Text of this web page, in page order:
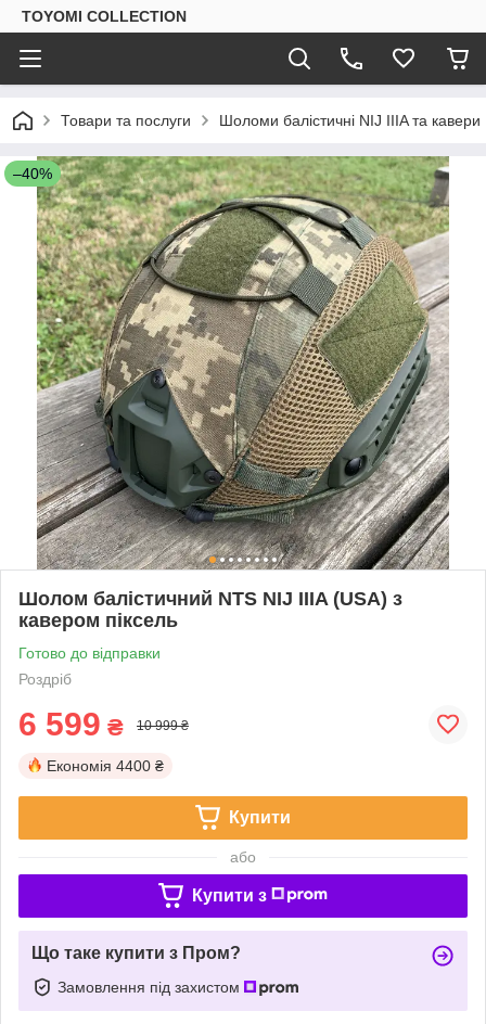
TOYOMI COLLECTION
Товари та послуги Шоломи балістичні NIJ IIIA та кавери
–40%
Шолом балістичний NTS NIJ IIIA (USA) з
кавером піксель
Готово до відправки
Роздріб
6 599 ₴ 10 999 ₴
Економія 4400 ₴
Купити
або
Купити з
Що таке купити з Пром?
Замовлення під захистом